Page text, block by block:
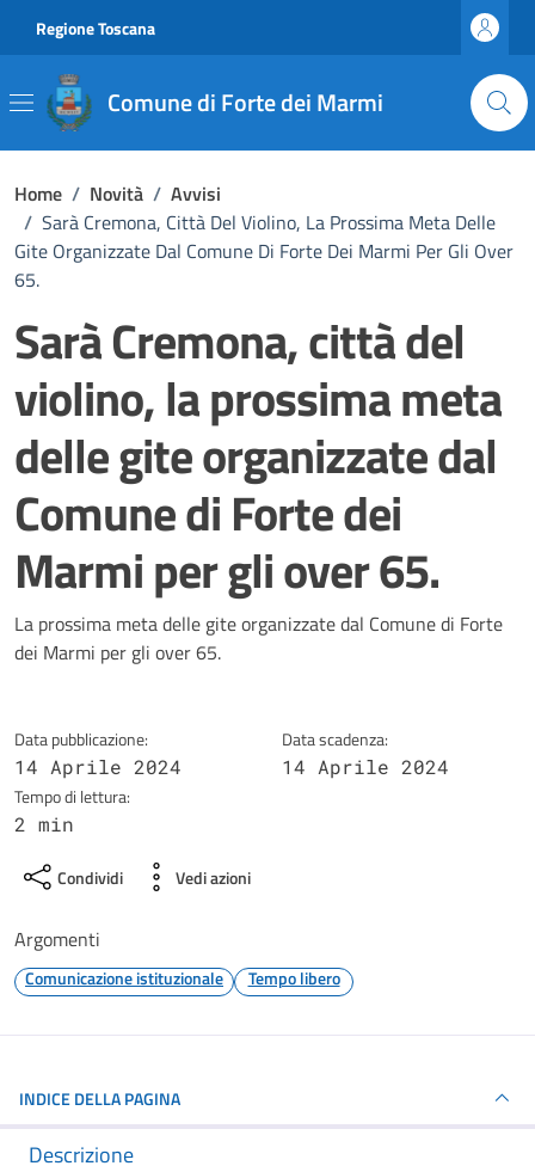
Regione Toscana
Comune di Forte dei Marmi
Home / Novità / Avvisi
/ Sarà Cremona, Città Del Violino, La Prossima Meta Delle
Gite Organizzate Dal Comune Di Forte Dei Marmi Per Gli Over
65.
Sarà Cremona, città del
violino, la prossima meta
delle gite organizzate dal
Comune di Forte dei
Marmi per gli over 65.
Dettagli della notizia
La prossima meta delle gite organizzate dal Comune di Forte
dei Marmi per gli over 65.
Data pubblicazione:
14 Aprile 2024
Data scadenza:
14 Aprile 2024
Tempo di lettura:
2 min
Condividi Vedi azioni
Argomenti
Comunicazione istituzionale Tempo libero
INDICE DELLA PAGINA
Descrizione